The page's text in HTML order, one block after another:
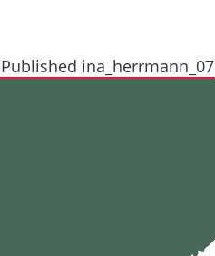
Published ina_herrmann_07